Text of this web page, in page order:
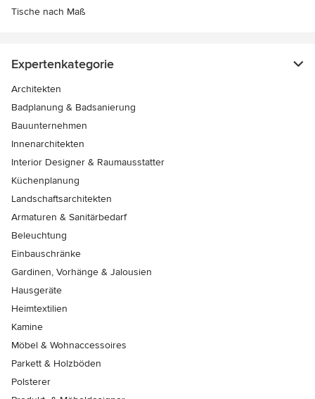
Tische nach Maß
Expertenkategorie
Architekten
Badplanung & Badsanierung
Bauunternehmen
Innenarchitekten
Interior Designer & Raumausstatter
Küchenplanung
Landschaftsarchitekten
Armaturen & Sanitärbedarf
Beleuchtung
Einbauschränke
Gardinen, Vorhänge & Jalousien
Hausgeräte
Heimtextilien
Kamine
Möbel & Wohnaccessoires
Parkett & Holzböden
Polsterer